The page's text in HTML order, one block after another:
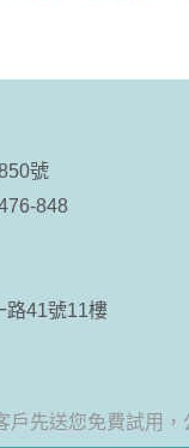
號
848
路41號11樓
您免費試用